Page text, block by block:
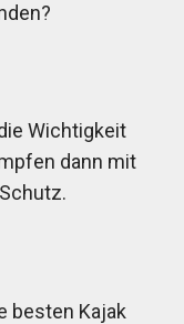
Wichtigkeit
dann mit
besten Kajak